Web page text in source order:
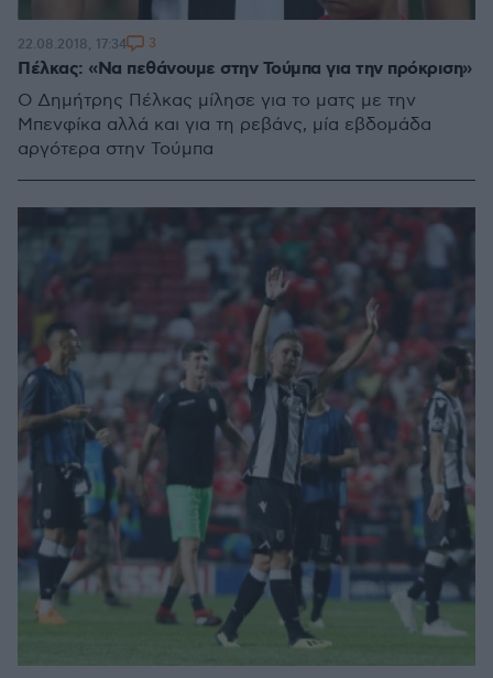
Πέλκας: «Να πεθάνουμε στην Τούμπα για την πρόκριση»
Ο Δημήτρης Πέλκας μίλησε για το ματς με την
Μπενφίκα αλλά και για τη ρεβάνς, μία εβδομάδα
αργότερα στην Τούμπα
22.08.2018, 17:34 3